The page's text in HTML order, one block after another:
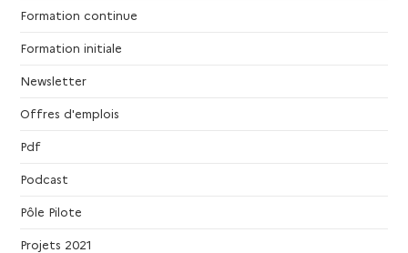
Formation continue
Formation initiale
Newsletter
Offres d'emplois
Pdf
Podcast
Pôle Pilote
Projets 2021